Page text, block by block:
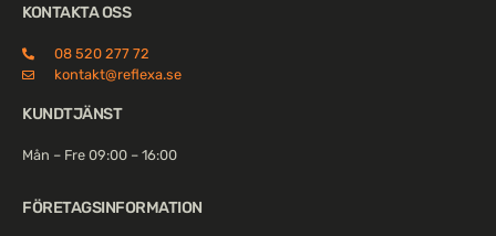
KONTAKTA OSS
08 520 277 72
kontakt@reflexa.se
KUNDTJÄNST
Mån – Fre 09:00 – 16:00
FÖRETAGSINFORMATION